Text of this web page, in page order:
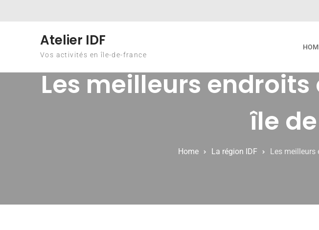
Atelier IDF
Vos activités en île-de-france
Les meilleurs
île
Home La région IDF Les meilleurs